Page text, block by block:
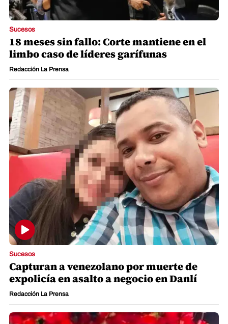
Sucesos
18 meses sin fallo: Corte mantiene en el
limbo caso de líderes garífunas
Redacción La Prensa
Sucesos
Capturan a venezolano por muerte de
expolicía en asalto a negocio en Danlí
Redacción La Prensa